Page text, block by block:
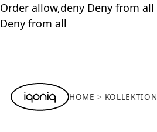
Order allow,deny Deny from all
Deny from all
HOME KOLLEKTION